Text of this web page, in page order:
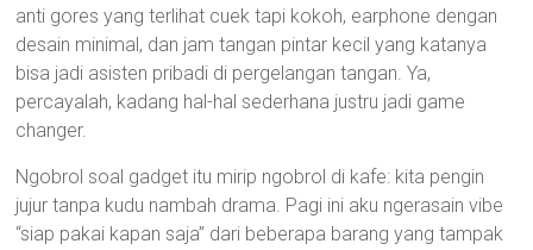
anti gores yang terlihat cuek tapi kokoh, earphone dengan
desain minimal, dan jam tangan pintar kecil yang katanya
bisa jadi asisten pribadi di pergelangan tangan. Ya,
percayalah, kadang hal-hal sederhana justru jadi game
changer.
Ngobrol soal gadget itu mirip ngobrol di kafe: kita pengin
jujur tanpa kudu nambah drama. Pagi ini aku ngerasain vibe
“siap pakai kapan saja” dari beberapa barang yang tampak